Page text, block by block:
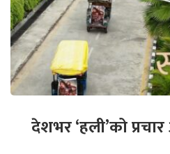
देशभर ‘हली’को